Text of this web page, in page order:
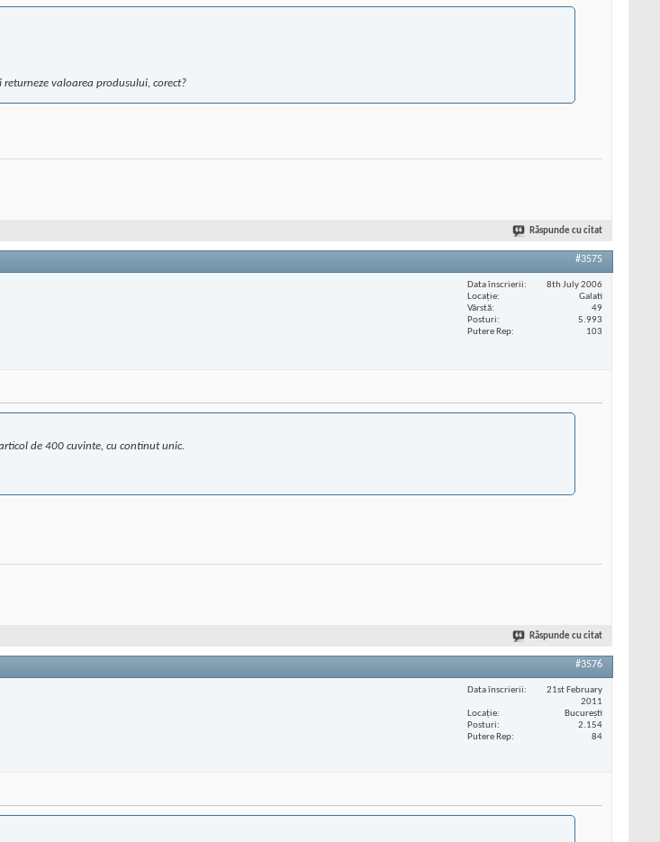
valoarea produsului, corect?
Răspunde cu citat
#3575
Data înscrierii
8th July 2006
Locaţie
Galati
Vârstă
49
Posturi
5.993
Putere Rep
103
de 400 cuvinte, cu continut unic.
Răspunde cu citat
#3576
Data înscrierii
21st February
2011
Locaţie
București
Posturi
2.154
Putere Rep
84